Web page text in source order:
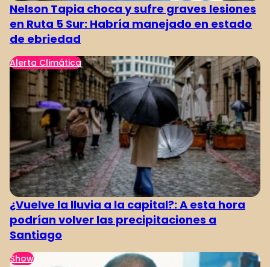
Nelson Tapia choca y sufre graves lesiones
en Ruta 5 Sur: Habría manejado en estado
de ebriedad
Alerta Climática
¿Vuelve la lluvia a la capital?: A esta hora
podrían volver las precipitaciones a
Santiago
Show